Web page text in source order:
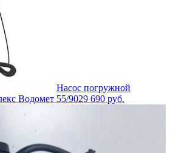
Насос погружной
Водомет 55/9029 690 руб.